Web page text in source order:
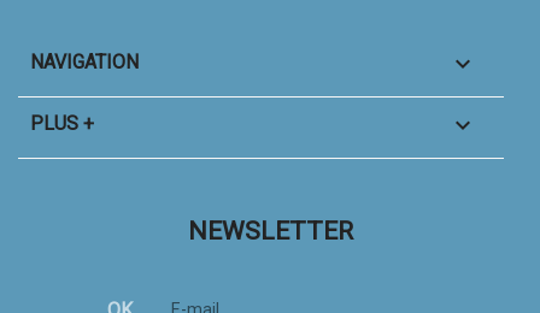
NAVIGATION 
PLUS + 
NEWSLETTER